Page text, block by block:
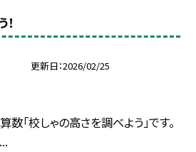
更新日 2026/02/25
算数「校しゃの高さを調べよう」です。